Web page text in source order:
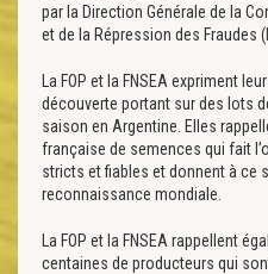
par la Direction Générale de la
et de la Répression des Fraudes
La FOP et la FNSEA expriment
découverte portant sur des lots
saison en Argentine. Elles
française de semences qui fait
stricts et fiables et donnent à ce
reconnaissance mondiale.
La FOP et la FNSEA rappellent
centaines de producteurs qui